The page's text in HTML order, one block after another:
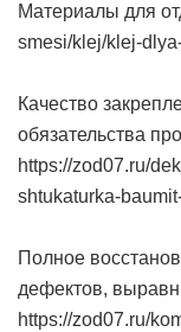
Материалы для
smesi/klej/klej-
Качество
обязательства
https://zod07.ru/
shtukaturka-
Полное
дефектов,
https://zod07.ru/